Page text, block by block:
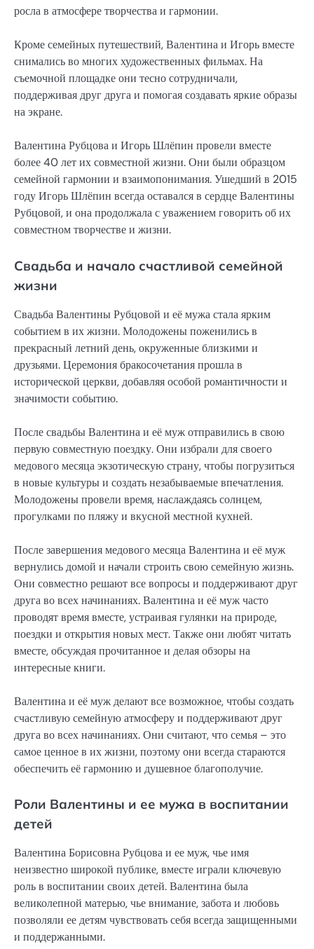
росла в атмосфере творчества и гармонии.
Кроме семейных путешествий, Валентина и Игорь вместе
снимались во многих художественных фильмах. На
съемочной площадке они тесно сотрудничали,
поддерживая друг друга и помогая создавать яркие образы
на экране.
Валентина Рубцова и Игорь Шлёпин провели вместе
более 40 лет их совместной жизни. Они были образцом
семейной гармонии и взаимопонимания. Ушедший в 2015
году Игорь Шлёпин всегда оставался в сердце Валентины
Рубцовой, и она продолжала с уважением говорить об их
совместном творчестве и жизни.
Свадьба и начало счастливой семейной
жизни
Свадьба Валентины Рубцовой и её мужа стала ярким
событием в их жизни. Молодожены поженились в
прекрасный летний день, окруженные близкими и
друзьями. Церемония бракосочетания прошла в
исторической церкви, добавляя особой романтичности и
значимости событию.
После свадьбы Валентина и её муж отправились в свою
первую совместную поездку. Они избрали для своего
медового месяца экзотическую страну, чтобы погрузиться
в новые культуры и создать незабываемые впечатления.
Молодожены провели время, наслаждаясь солнцем,
прогулками по пляжу и вкусной местной кухней.
После завершения медового месяца Валентина и её муж
вернулись домой и начали строить свою семейную жизнь.
Они совместно решают все вопросы и поддерживают друг
друга во всех начинаниях. Валентина и её муж часто
проводят время вместе, устраивая гулянки на природе,
поездки и открытия новых мест. Также они любят читать
вместе, обсуждая прочитанное и делая обзоры на
интересные книги.
Валентина и её муж делают все возможное, чтобы создать
счастливую семейную атмосферу и поддерживают друг
друга во всех начинаниях. Они считают, что семья – это
самое ценное в их жизни, поэтому они всегда стараются
обеспечить её гармонию и душевное благополучие.
Роли Валентины и ее мужа в воспитании
детей
Валентина Борисовна Рубцова и ее муж, чье имя
неизвестно широкой публике, вместе играли ключевую
роль в воспитании своих детей. Валентина была
великолепной матерью, чье внимание, забота и любовь
позволяли ее детям чувствовать себя всегда защищенными
и поддержанными.